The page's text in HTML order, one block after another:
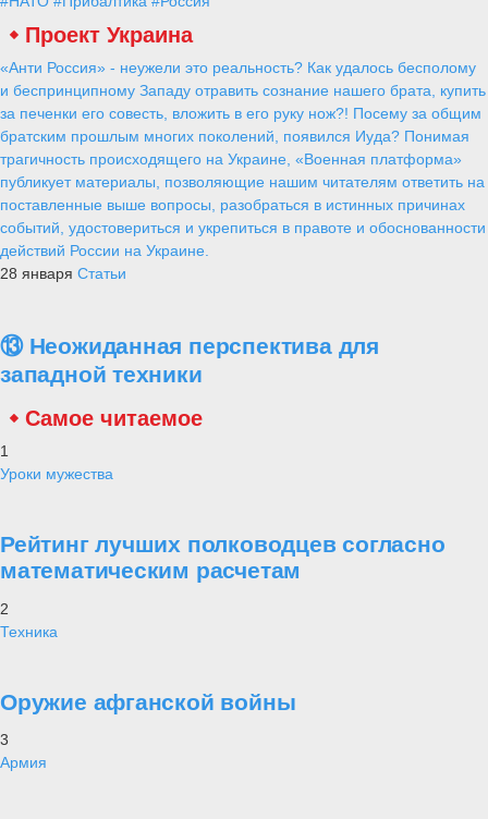
Проект Украина
«Анти Россия» - неужели это реальность? Как удалось бесполому
и беспринципному Западу отравить сознание нашего брата, купить
за печенки его совесть, вложить в его руку нож?! Посему за общим
братским прошлым многих поколений, появился Иуда? Понимая
трагичность происходящего на Украине, «Военная платформа»
публикует материалы, позволяющие нашим читателям ответить на
поставленные выше вопросы, разобраться в истинных причинах
событий, удостовериться и укрепиться в правоте и обоснованности
действий России на Украине.
28 января Статьи
⑬ Неожиданная перспектива для
западной техники
Самое читаемое
1
Уроки мужества
Рейтинг лучших полководцев согласно
математическим расчетам
2
Техника
Оружие афганской войны
3
Армия